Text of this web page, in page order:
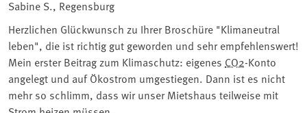
Sabine S., Regensburg
Herzlichen Glückwunsch zu Ihrer Broschüre "Klimaneutral
leben", die ist richtig gut geworden und sehr empfehlenswert!
Mein erster Beitrag zum Klimaschutz: eigenes CO2-Konto
angelegt und auf Ökostrom umgestiegen. Dann ist es nicht
mehr so schlimm, dass wir unser Mietshaus teilweise mit